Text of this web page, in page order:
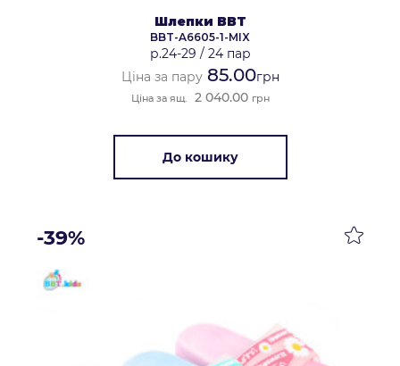
Шлепки BBT
BBT-A6605-1-MIX
р.24-29 / 24 пар
Ціна за пару85.00грн
Ціна за ящ. 2 040.00 грн
До кошику
-39%